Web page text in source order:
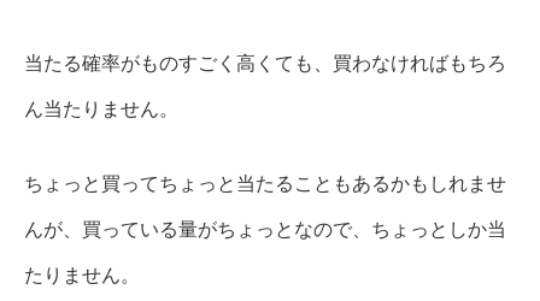
当たる確率がものすごく高くても、買わなければもちろ
ん当たりません。
ちょっと買ってちょっと当たることもあるかもしれませ
んが、買っている量がちょっとなので、ちょっとしか当
たりません。